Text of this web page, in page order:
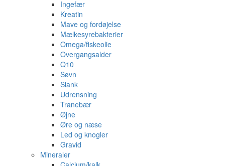
Ingefær
Kreatin
Mave og fordøjelse
Mælkesyrebakterier
Omega/fiskeolie
Overgangsalder
Q10
Søvn
Slank
Udrensning
Tranebær
Øjne
Øre og næse
Led og knogler
Gravid
Mineraler